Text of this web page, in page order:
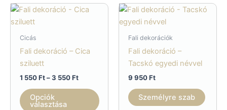
változatok
termékoldalon
választhatók
Cicás
Fali dekoráció – Cica
sziluett
1 550Ft – 3 550FtÁrtartomány:
550 Ft
Opciók
választása
a
Fali dekorációk
Fali dekoráció –
Tacskó egyedi névvel
9 950Ft
Személyre szab